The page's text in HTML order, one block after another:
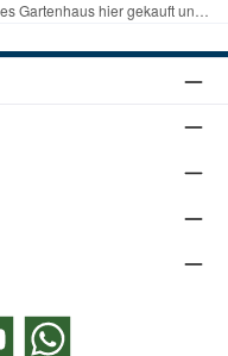
WhatsApp